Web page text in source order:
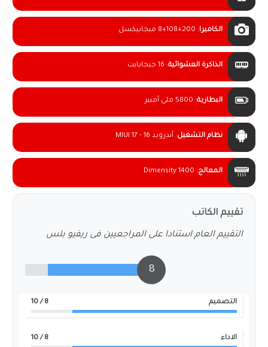
الكاميرا: 8+108+200 ميجابيكسل
الذاكرة العشوائية: 16 جيجابايت
البطارية: 5800 ملى أمبير
نظام التشغيل: أندرويد 16 - MIUI 17
المعالج:
Dimensity 1400
تقييم الكاتب
التقييم العام استنادا على المراجعيين فى ريفيو بلس
8
التصميم 8
/ 10
الاداء 8
/ 10